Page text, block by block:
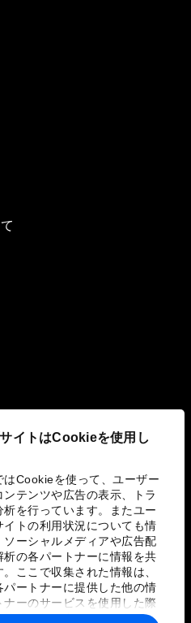
イトはCookieを使用し
はCookieを使って、ユーザー
ンテンツや広告の表示、トラ
析を行っています。またユー
イトの利用状況についても情
ソーシャルメディアや広告配
析の各パートナーに情報を共
ここで収集された情報は、
パートナーに提供した他の情
ナーのサービスを使用した際
情報と組み合わされ、各パー
み